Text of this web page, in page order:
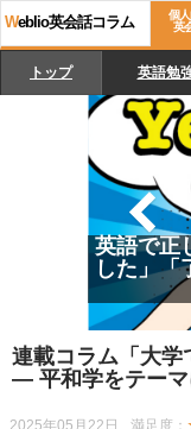
Weblio英会話コラム
個
英
トップ 英語勉
英語で正
した」「
連載コラム「大学
— 平和学をテーマ
2025年05月22日 満足度：